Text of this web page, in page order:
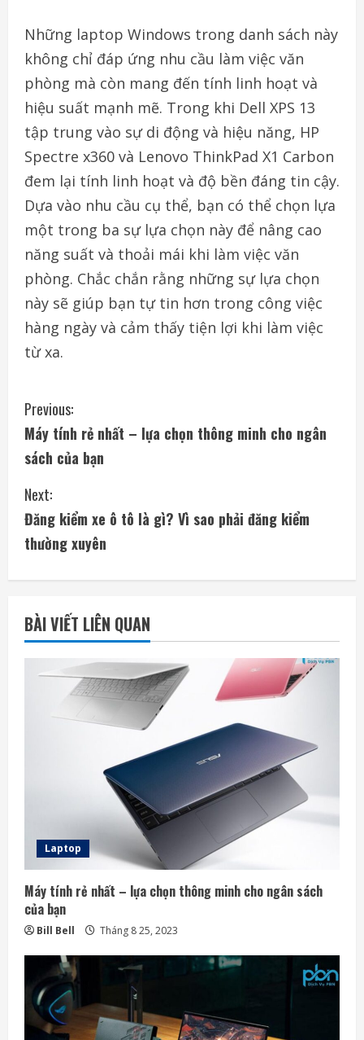
Những laptop Windows trong danh sách này
không chỉ đáp ứng nhu cầu làm việc văn
phòng mà còn mang đến tính linh hoạt và
hiệu suất mạnh mẽ. Trong khi Dell XPS 13
tập trung vào sự di động và hiệu năng, HP
Spectre x360 và Lenovo ThinkPad X1 Carbon
đem lại tính linh hoạt và độ bền đáng tin cậy.
Dựa vào nhu cầu cụ thể, bạn có thể chọn lựa
một trong ba sự lựa chọn này để nâng cao
năng suất và thoải mái khi làm việc văn
phòng. Chắc chắn rằng những sự lựa chọn
này sẽ giúp bạn tự tin hơn trong công việc
hàng ngày và cảm thấy tiện lợi khi làm việc
từ xa.
C
o
n
t
i
n
u
e
g
Previous:
Máy tính rẻ nhất – lựa chọn thông minh cho ngân
sách của bạn
Next:
Đăng kiểm xe ô tô là gì? Vì sao phải đăng kiểm
thường xuyên
BÀI VIẾT LIÊN QUAN
Laptop
Máy tính rẻ nhất – lựa chọn thông minh cho ngân sách
của bạn
Bill Bell Tháng 8 25, 2023